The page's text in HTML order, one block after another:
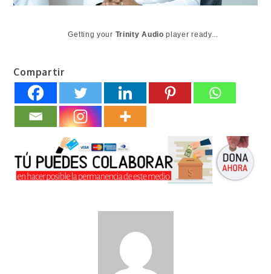
Getting your Trinity Audio player ready...
Compartir